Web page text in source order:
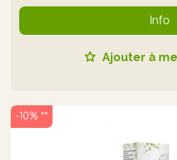
Info
Ajouter à
-10% **